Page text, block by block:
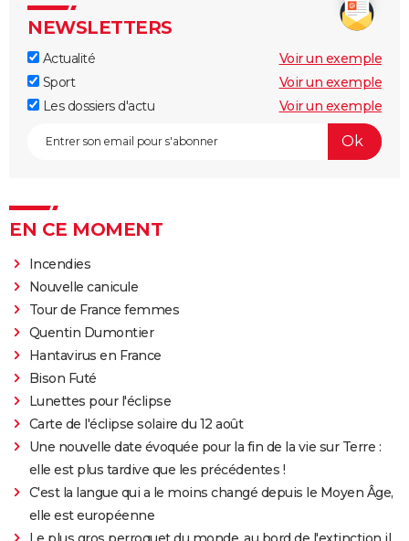
NEWSLETTERS
Actualité
Voir un exemple
Sport
Voir un exemple
Les dossiers d'actu
Voir un exemple
EN CE MOMENT
Incendies
Nouvelle canicule
Tour de France femmes
Quentin Dumontier
Hantavirus en France
Bison Futé
Lunettes pour l'éclipse
Carte de l'éclipse solaire du 12 août
Une nouvelle date évoquée pour la fin de la vie sur Terre :
elle est plus tardive que les précédentes !
C'est la langue qui a le moins changé depuis le Moyen Âge,
elle est européenne